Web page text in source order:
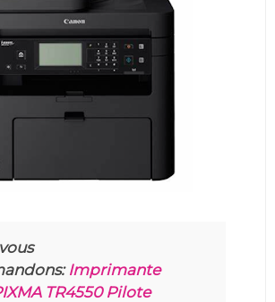
Imprimante
TR4550 Pilote